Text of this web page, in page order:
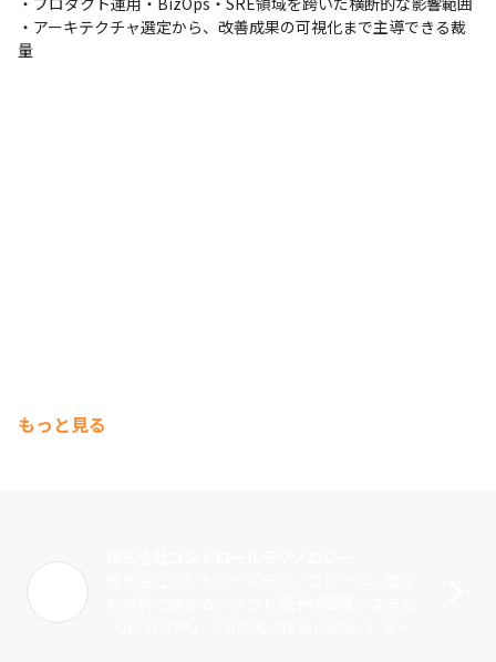
・アーキテクチャ選定から、改善成果の可視化まで主導できる裁
量
もっと見る